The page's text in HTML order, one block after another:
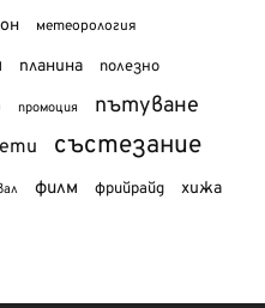
метеорология
планина полезно
промоция пътуване
състезание
филм фрийрайд хижа